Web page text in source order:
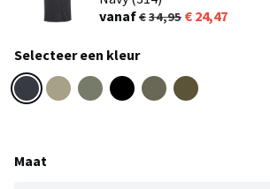
vanaf
34,95 24,47
Selecteer een kleur
Maat